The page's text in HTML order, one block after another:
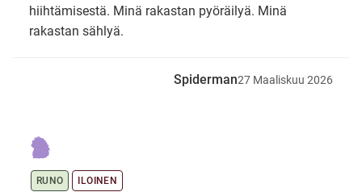
hiihtämisestä. Minä rakastan pyöräilyä. Minä
rakastan sählyä.
Spiderman27 Maaliskuu 2026
RUNO ILOINEN